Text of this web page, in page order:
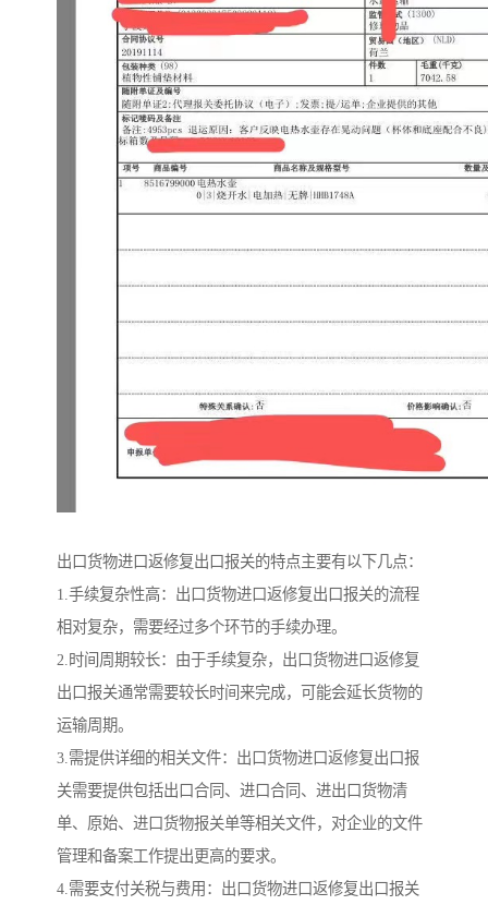
出口货物进口返修复出口报关的特点主要有以下几点：
1.手续复杂性高：出口货物进口返修复出口报关的流程
相对复杂，需要经过多个环节的手续办理。
2.时间周期较长：由于手续复杂，出口货物进口返修复
出口报关通常需要较长时间来完成，可能会延长货物的
运输周期。
3.需提供详细的相关文件：出口货物进口返修复出口报
关需要提供包括出口合同、进口合同、进出口货物清
单、原始、进口货物报关单等相关文件，对企业的文件
管理和备案工作提出更高的要求。
4.需要支付关税与费用：出口货物进口返修复出口报关